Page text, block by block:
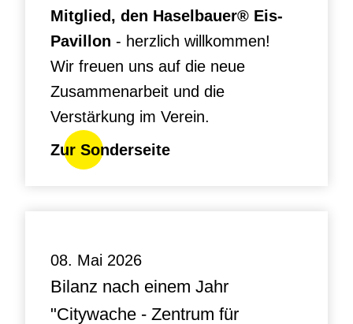
Mitglied, den Haselbauer® Eis-
Pavillon - herzlich willkommen!
Wir freuen uns auf die neue
Zusammenarbeit und die
Verstärkung im Verein.
Zur Sonderseite
08. Mai 2026
Bilanz nach einem Jahr
"Citywache - Zentrum für